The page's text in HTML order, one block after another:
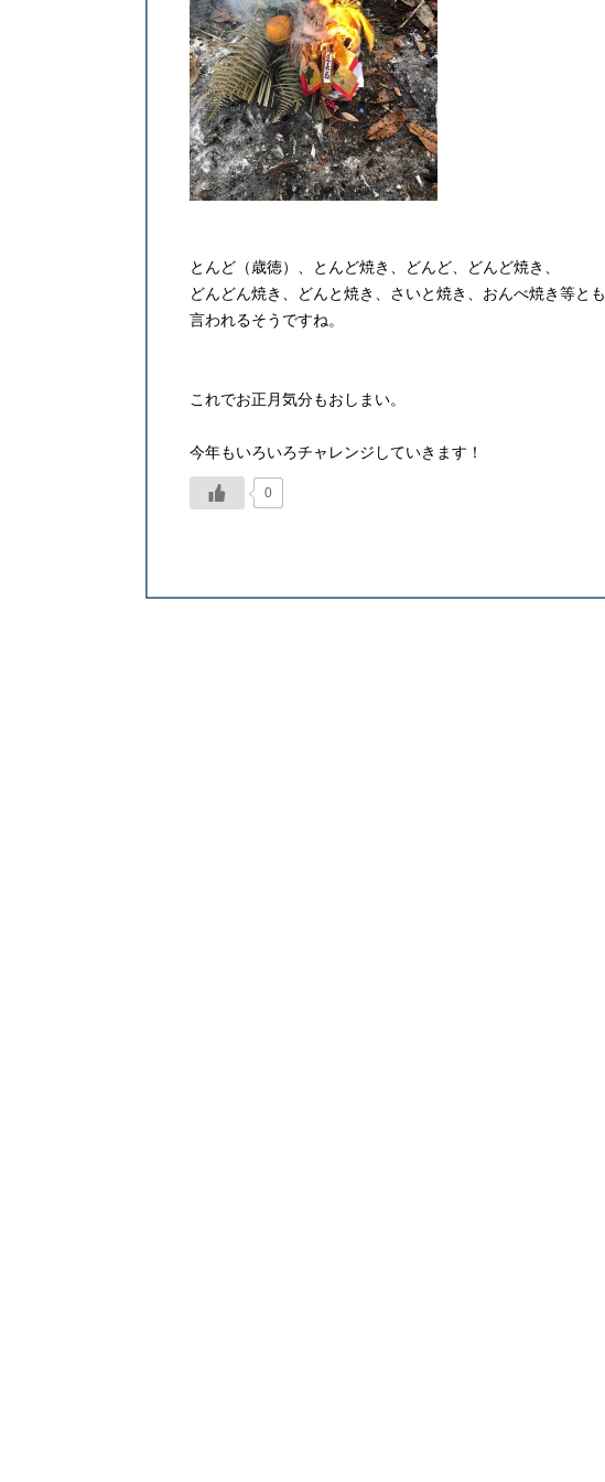
とんど（歳徳）、とんど焼き、どんど、どんど焼き、
どんどん焼き、どんと焼き、さいと焼き、おんべ焼き等とも
言われるそうですね。
これでお正月気分もおしまい。
今年もいろいろチャレンジしていきます！
0